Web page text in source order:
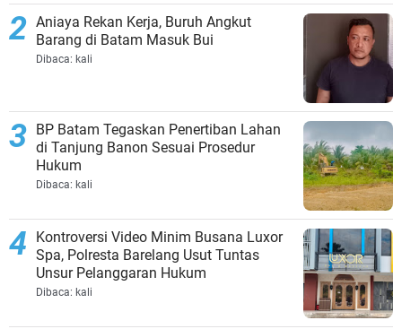
Aniaya Rekan Kerja, Buruh Angkut
Barang di Batam Masuk Bui
Dibaca: kali
BP Batam Tegaskan Penertiban Lahan
di Tanjung Banon Sesuai Prosedur
Hukum
Dibaca: kali
Kontroversi Video Minim Busana Luxor
Spa, Polresta Barelang Usut Tuntas
Unsur Pelanggaran Hukum
Dibaca: kali